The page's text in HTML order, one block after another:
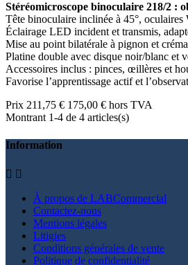
Stéréomicroscope binoculaire 218/2 :
Tête binoculaire inclinée à 45°,
Éclairage LED incident et transmis,
Mise au point bilatérale à pignon et
Platine double avec disque noir/blanc et
Accessoires inclus : pinces, œillères et
Favorise l’apprentissage actif et
Prix 211,75 € 175,00 € hors TVA
Montrant 1-4 de 4 articles(s)
Information
 
À propos de LABCommercial
Contactez-nous
Mentions légales
Litigies
Conditions générales de vente
Politique de confidentialité